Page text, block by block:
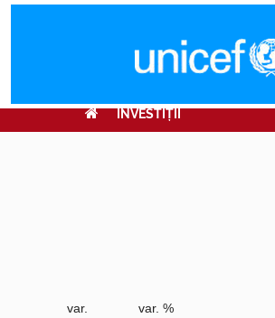
INVESTIŢII
var. var. %